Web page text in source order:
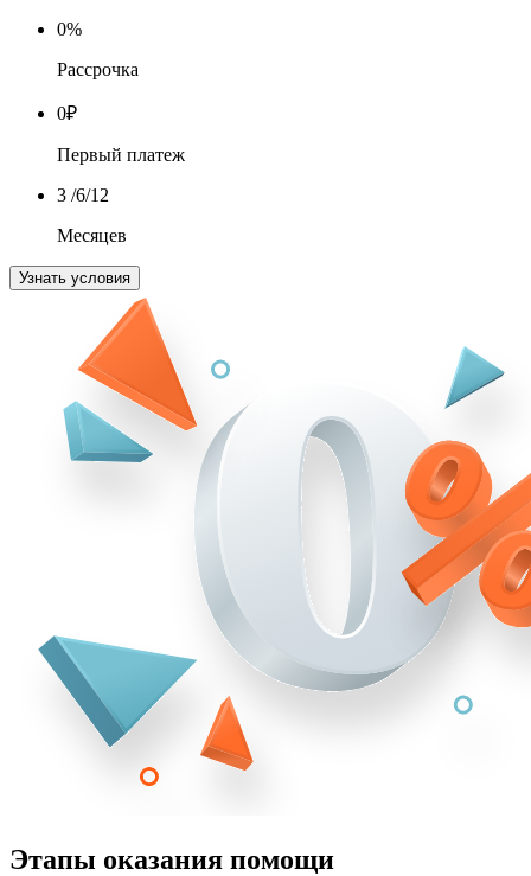
0%
Рассрочка
0₽
Первый платеж
3 /6/12
Месяцев
Узнать условия
Этапы оказания помощи